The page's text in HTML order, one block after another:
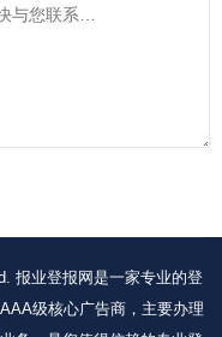
报业登报网是一家专业的登
级核心广告商，主要办理